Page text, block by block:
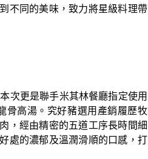
不同的美味，致力將星級料理帶
次更是聯手米其林餐廳指定使用
骨高湯。究好豬選用產銷履歷牧
，經由精密的五道工序長時間細
處的濃郁及溫潤滑順的口感，打